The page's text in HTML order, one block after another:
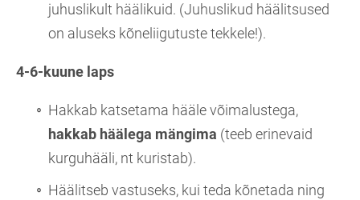
juhuslikult häälikuid. (Juhuslikud häälitsused
on aluseks kõneliigutuste tekkele!).
4-6-kuune laps
Hakkab katsetama hääle võimalustega,
hakkab häälega mängima (teeb erinevaid
kurguhääli, nt kuristab).
Häälitseb vastuseks, kui teda kõnetada ning